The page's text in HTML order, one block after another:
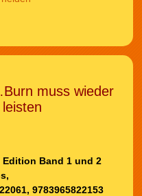
muss wieder
Edition Band 1 und 2
9783965822153